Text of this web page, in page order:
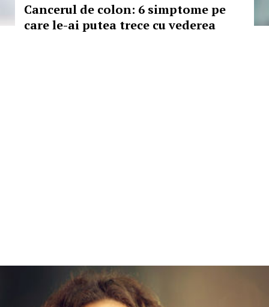
Cancerul de colon: 6 simptome pe
care le-ai putea trece cu vederea